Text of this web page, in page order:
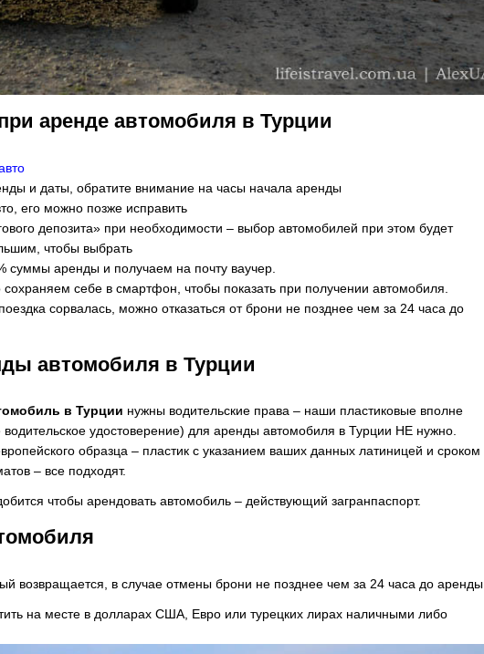
аренде автомобиля в Турции
и даты, обратите внимание на часы начала аренды
его можно позже исправить
депозита» при необходимости – выбор автомобилей при этом будет
чтобы выбрать
суммы аренды и получаем на почту ваучер.
себе в смартфон, чтобы показать при получении автомобиля.
сорвалась, можно отказаться от брони не позднее чем за 24 часа до
автомобиля в Турции
в Турции нужны водительские права – наши пластиковые вполне
удостоверение) для аренды автомобиля в Турции НЕ нужно.
образца – пластик с указанием ваших данных латиницей и сроком
– все подходят.
чтобы арендовать автомобиль – действующий загранпаспорт.
возвращается, в случае отмены брони не позднее чем за 24 часа до аренды.
на месте в долларах США, Евро или турецких лирах наличными либо